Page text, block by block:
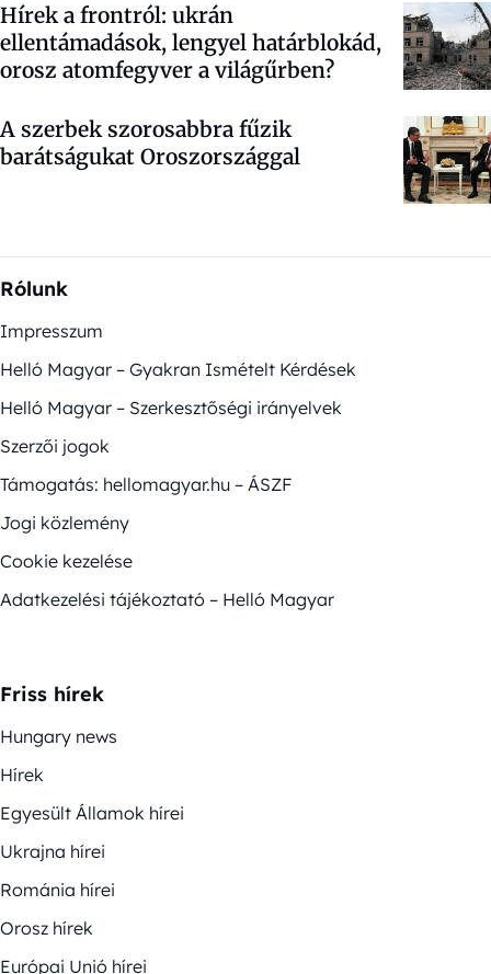
Hírek a frontról: ukrán
ellentámadások, lengyel határblokád,
orosz atomfegyver a világűrben?
A szerbek szorosabbra fűzik
barátságukat Oroszországgal
Rólunk
Impresszum
Helló Magyar – Gyakran Ismételt Kérdések
Helló Magyar – Szerkesztőségi irányelvek
Szerzői jogok
Támogatás: hellomagyar.hu – ÁSZF
Jogi közlemény
Cookie kezelése
Adatkezelési tájékoztató – Helló Magyar
Friss hírek
Hungary news
Hírek
Egyesült Államok hírei
Ukrajna hírei
Románia hírei
Orosz hírek
Európai Unió hírei